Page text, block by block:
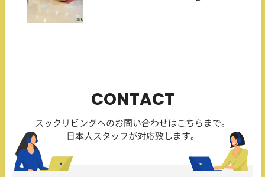
CONTACT
スックリビングへのお問い合わせはこちらまで。
日本人スタッフが対応致します。